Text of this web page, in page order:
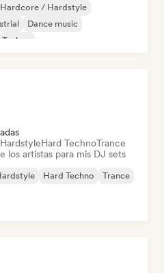
/ Hardstyle
Dance music
Techno
Hard TechnoTrance
los artistas para mis DJ sets
Hard Techno Trance